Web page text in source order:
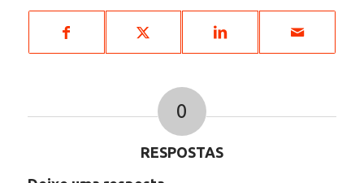
0
RESPOSTAS